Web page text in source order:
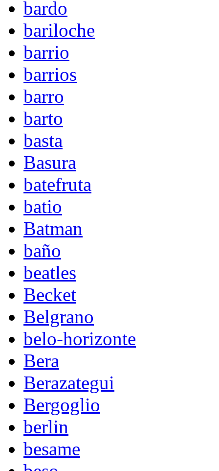
bardo
bariloche
barrio
barrios
barro
barto
basta
Basura
batefruta
batio
Batman
baño
beatles
Becket
Belgrano
belo-horizonte
Bera
Berazategui
Bergoglio
berlin
besame